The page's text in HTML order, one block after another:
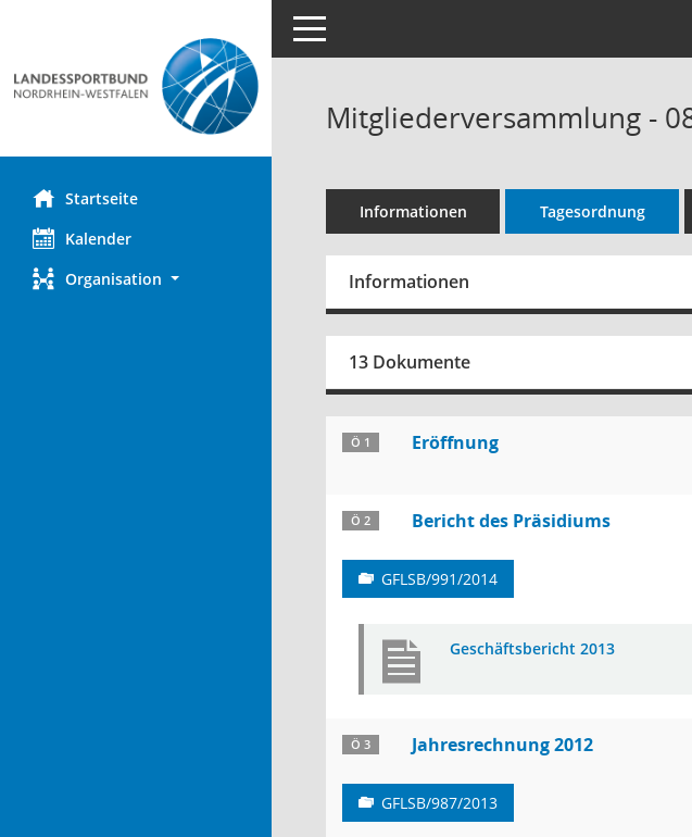
Startseite
Kalender
Organisation
Toggle navigation
Mitgliederversammlung -
Informationen Tagesordnung
Informationen
13 Dokumente
Ö 1 Eröffnung
Ö 2 Bericht des Präsidiums
GFLSB/991/2014
Geschäftsbericht 2013
Ö 3 Jahresrechnung 2012
GFLSB/987/2013